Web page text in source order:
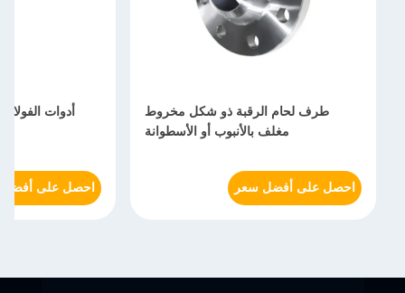
طرف لحام الرقبة ذو شكل مخروط
مغلف بالأنبوب أو الأسطوانة
احصل على أفضل سعر
أدوات
احصل على